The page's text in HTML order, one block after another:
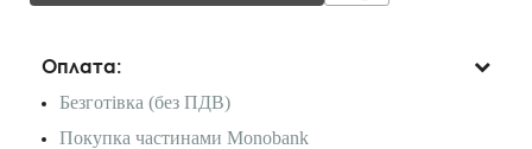
Оплата:
Безготівка (без ПДВ)
Покупка частинами Monobank